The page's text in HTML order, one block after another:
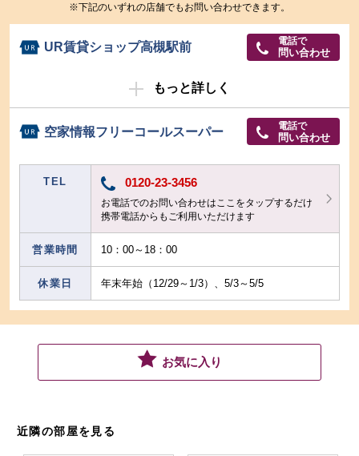
※下記のいずれの店舗でもお問い合わせできます。
UR賃貸ショップ高槻駅前 電話で
問い合わせ
もっと詳しく
空家情報フリーコールスーパー 電話で
問い合わせ
TEL 0120-23-3456
お電話でのお問い合わせはここをタップするだけ
携帯電話からもご利用いただけます
営業時間 10：00～18：00
休業日 年末年始（12/29～1/3）、5/3～5/5
お気に入り
近隣の部屋を見る